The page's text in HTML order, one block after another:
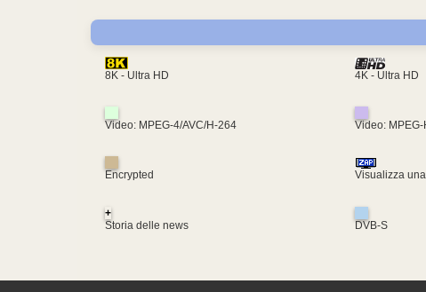
8K - Ultra HD 4K - Ultra HD
Video: MPEG-4/AVC/H-264 Video:
Encrypted Visualizza
+
Storia delle news
DVB-S